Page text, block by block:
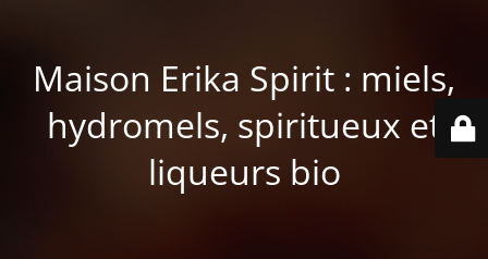
Maison Erika Spirit : miels,
hydromels, spiritueux et
liqueurs bio